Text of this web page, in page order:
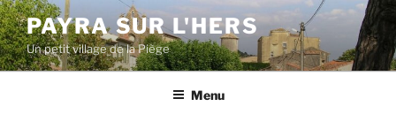
Aller
au
contenu
principal
PAYRA SUR L'HERS
Un petit village de la Piège
Menu